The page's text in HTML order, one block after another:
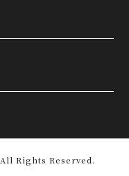
Rights Reserved.